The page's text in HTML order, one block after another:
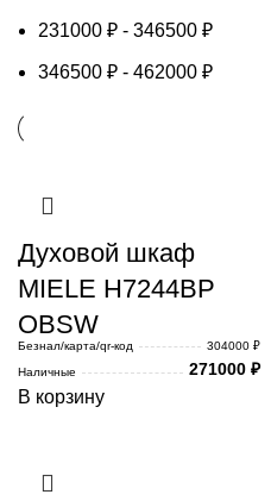
231000 ₽ - 346500 ₽
346500 ₽ - 462000 ₽
Духовой шкаф
MIELE H7244BP
OBSW
Безнал/карта/qr-код
304000 ₽
Наличные
271000 ₽
В корзину